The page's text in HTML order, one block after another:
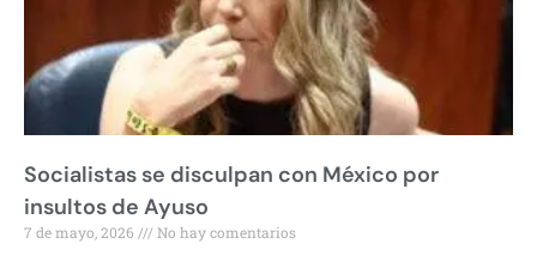
Socialistas se disculpan con México por
insultos de Ayuso
7 de mayo, 2026 No hay comentarios